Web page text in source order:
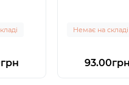
Немає на складі
93.00грн